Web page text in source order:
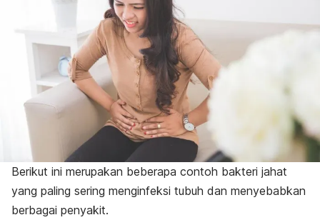
Berikut ini merupakan beberapa contoh bakteri jahat
yang paling sering menginfeksi tubuh dan menyebabkan
berbagai penyakit.